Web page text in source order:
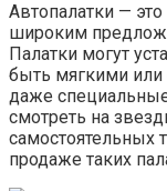
Автопалатки —
широким
Палатки могут
быть мягкими
даже
смотреть на
самостоятельных
продаже таких